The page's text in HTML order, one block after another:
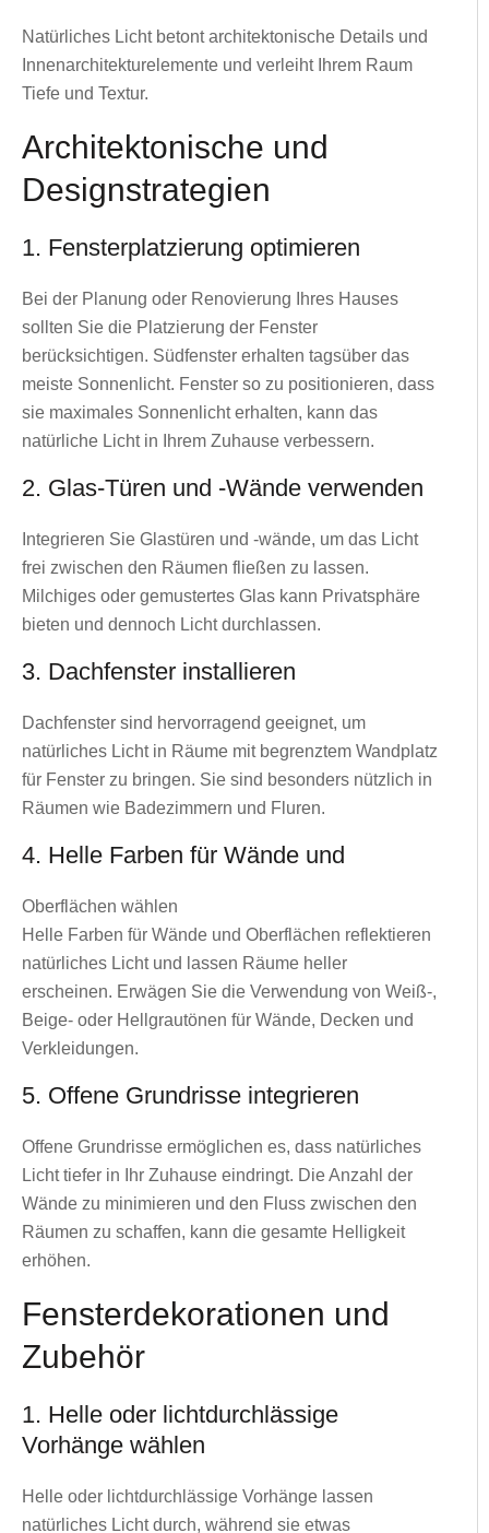
Natürliches Licht betont architektonische Details und
Innenarchitekturelemente und verleiht Ihrem Raum
Tiefe und Textur.
Architektonische und
Designstrategien
1. Fensterplatzierung optimieren
Bei der Planung oder Renovierung Ihres Hauses
sollten Sie die Platzierung der Fenster
berücksichtigen. Südfenster erhalten tagsüber das
meiste Sonnenlicht. Fenster so zu positionieren, dass
sie maximales Sonnenlicht erhalten, kann das
natürliche Licht in Ihrem Zuhause verbessern.
2. Glas-Türen und -Wände verwenden
Integrieren Sie Glastüren und -wände, um das Licht
frei zwischen den Räumen fließen zu lassen.
Milchiges oder gemustertes Glas kann Privatsphäre
bieten und dennoch Licht durchlassen.
3. Dachfenster installieren
Dachfenster sind hervorragend geeignet, um
natürliches Licht in Räume mit begrenztem Wandplatz
für Fenster zu bringen. Sie sind besonders nützlich in
Räumen wie Badezimmern und Fluren.
4. Helle Farben für Wände und
Oberflächen wählen
Helle Farben für Wände und Oberflächen reflektieren
natürliches Licht und lassen Räume heller
erscheinen. Erwägen Sie die Verwendung von Weiß-,
Beige- oder Hellgrautönen für Wände, Decken und
Verkleidungen.
5. Offene Grundrisse integrieren
Offene Grundrisse ermöglichen es, dass natürliches
Licht tiefer in Ihr Zuhause eindringt. Die Anzahl der
Wände zu minimieren und den Fluss zwischen den
Räumen zu schaffen, kann die gesamte Helligkeit
erhöhen.
Fensterdekorationen und
Zubehör
1. Helle oder lichtdurchlässige
Vorhänge wählen
Helle oder lichtdurchlässige Vorhänge lassen
natürliches Licht durch, während sie etwas